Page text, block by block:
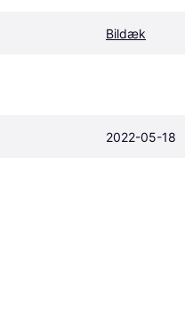
Bildæk
2022-05-18